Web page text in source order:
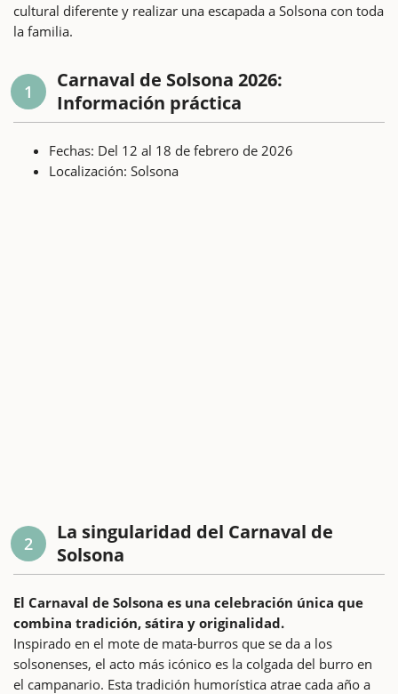
cultural diferente y realizar una escapada a Solsona con toda
la familia.
1
Carnaval de Solsona 2026:
Información práctica
Fechas: Del 12 al 18 de febrero de 2026
Localización: Solsona
2
La singularidad del Carnaval de
Solsona
El Carnaval de Solsona es una celebración única que
combina tradición, sátira y originalidad.
Inspirado en el mote de mata-burros que se da a los
solsonenses, el acto más icónico es la colgada del burro en
el campanario. Esta tradición humorística atrae cada año a